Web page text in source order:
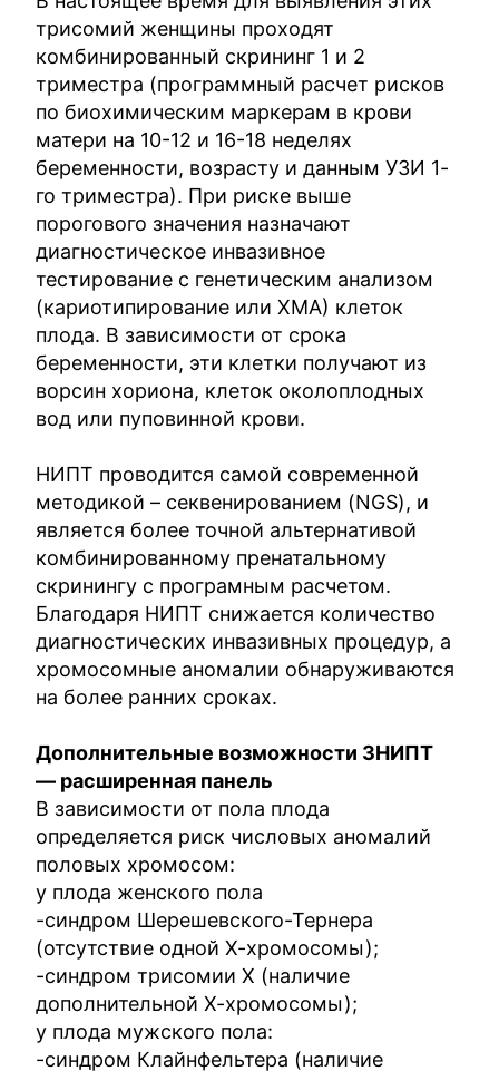
трисомий женщины проходят
комбинированный скрининг 1 и 2
триместра (программный расчет рисков
по биохимическим маркерам в крови
матери на 10-12 и 16-18 неделях
беременности, возрасту и данным УЗИ 1-
го триместра). При риске выше
порогового значения назначают
диагностическое инвазивное
тестирование с генетическим анализом
(кариотипирование или ХМА) клеток
плода. В зависимости от срока
беременности, эти клетки получают из
ворсин хориона, клеток околоплодных
вод или пуповинной крови.
НИПТ проводится самой современной
методикой – секвенированием (NGS), и
является более точной альтернативой
комбинированному пренатальному
скринингу с програмным расчетом.
Благодаря НИПТ снижается количество
диагностических инвазивных процедур, а
хромосомные аномалии обнаруживаются
на более ранних сроках.
Дополнительные возможности 3НИПТ
— расширенная панель
В зависимости от пола плода
определяется риск числовых аномалий
половых хромосом:
у плода женского пола
-синдром Шерешевского-Тернера
(отсутствие одной Х-хромосомы);
-синдром трисомии Х (наличие
дополнительной Х-хромосомы);
у плода мужского пола:
-синдром Клайнфельтера (наличие